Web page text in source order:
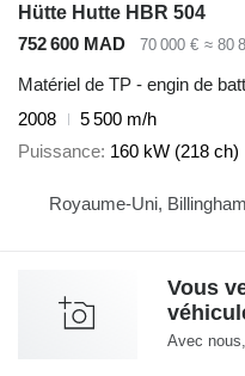
Hütte Hutte HBR 504
752 600 MAD
70 000 € ≈ 80
Matériel de TP - engin de
2008
5 500 m/h
Puissance 160 kW (218 ch)
Royaume-Uni, Billingham
Vous
Avec